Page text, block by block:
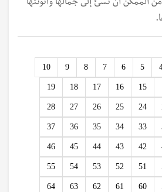
الممكن أن تسئ إلى جمالها وأنوثتها
5
6
7
8
9
10
15
16
17
18
19
24
25
26
27
28
33
34
35
36
37
42
43
44
45
46
51
52
53
54
55
60
61
62
63
64